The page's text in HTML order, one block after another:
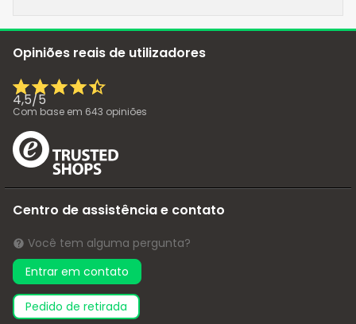
Opiniões reais de utilizadores
4,5/5
Com base em 643 opiniões
Centro de assistência e contato
Você tem alguma pergunta?
Entrar em contato
pedido de retirada